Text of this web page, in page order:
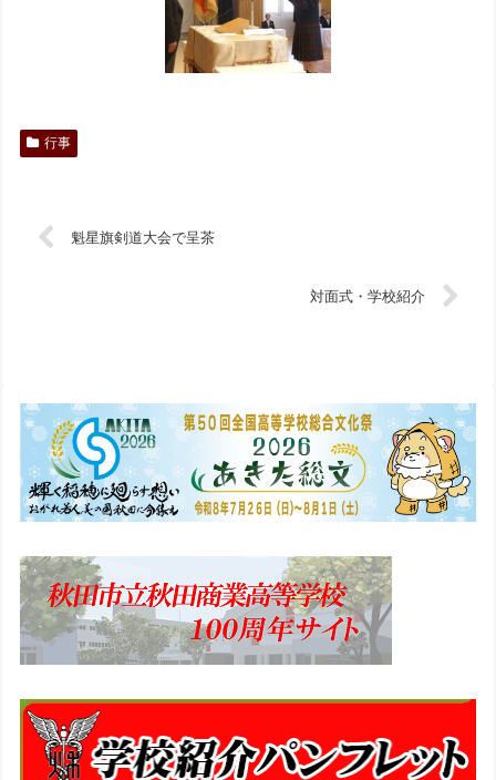
行事
魁星旗剣道大会で呈茶
対面式・学校紹介